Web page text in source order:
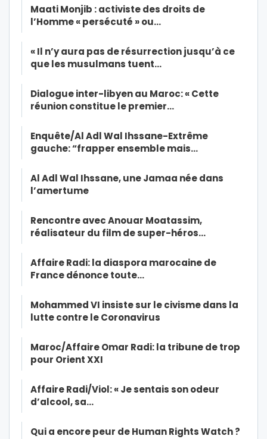
Maati Monjib : activiste des droits de
l’Homme « persécuté » ou…
« Il n’y aura pas de résurrection jusqu’à ce
que les musulmans tuent…
Dialogue inter-libyen au Maroc: « Cette
réunion constitue le premier…
Enquête/Al Adl Wal Ihssane-Extrême
gauche: “frapper ensemble mais…
Al Adl Wal Ihssane, une Jamaa née dans
l’amertume
Rencontre avec Anouar Moatassim,
réalisateur du film de super-héros…
Affaire Radi: la diaspora marocaine de
France dénonce toute…
Mohammed VI insiste sur le civisme dans la
lutte contre le Coronavirus
Maroc/Affaire Omar Radi: la tribune de trop
pour Orient XXI
Affaire Radi/Viol: « Je sentais son odeur
d’alcool, sa…
Qui a encore peur de Human Rights Watch ?